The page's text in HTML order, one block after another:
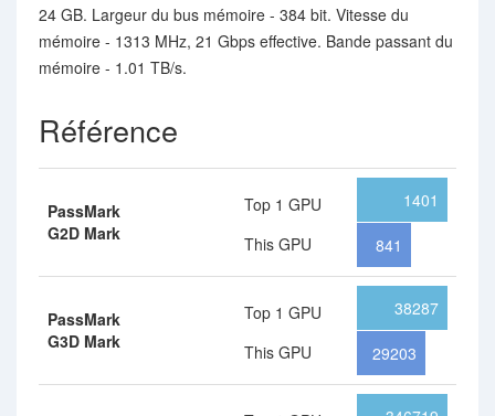
24 GB. Largeur du bus mémoire - 384 bit. Vitesse du
mémoire - 1313 MHz, 21 Gbps effective. Bande passant du
mémoire - 1.01 TB/s.
Référence
PassMark
G2D Mark
Top 1 GPU
This GPU
1401
841
PassMark
G3D Mark
Top 1 GPU
This GPU
38287
29203